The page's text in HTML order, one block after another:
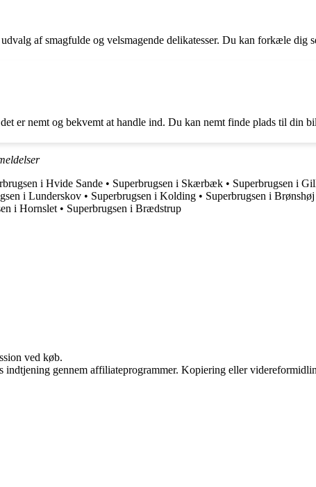
af smagfulde og velsmagende delikatesser. Du kan forkæle dig
er nemt og bekvemt at handle ind. Du kan nemt finde plads til din
i Hvide Sande • Superbrugsen i Skærbæk • Superbrugsen i
i Lunderskov • Superbrugsen i Kolding • Superbrugsen i Brønshøj
i Hornslet • Superbrugsen i Brædstrup
ved køb.
gennem affiliateprogrammer. Kopiering eller